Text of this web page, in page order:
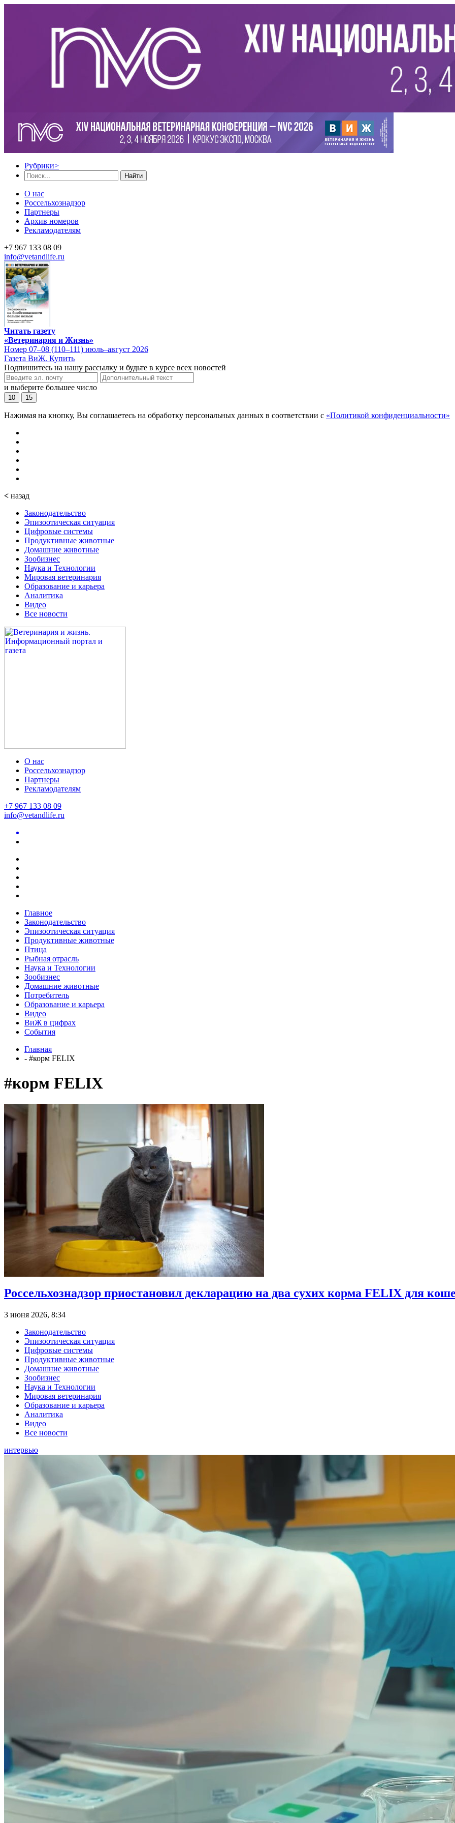
Рубрики>
Найти
О нас
Россельхознадзор
Партнеры
Архив номеров
Рекламодателям
+7 967 133 08 09
info@vetandlife.ru
Читать газету
«Ветеринария и Жизнь»
Номер 07–08 (110–111) июль–август 2026
Газета ВиЖ. Купить
Подпишитесь на нашу рассылку и будьте в курсе всех новостей
и выберите большее число
10 15
Нажимая на кнопку, Вы соглашаетесь на обработку персональных данных в соответствии с «Политикой конфиденциальности»
< назад
Законодательство
Эпизоотическая ситуация
Цифровые системы
Продуктивные животные
Домашние животные
Зообизнес
Наука и Технологии
Мировая ветеринария
Образование и карьера
Аналитика
Видео
Все новости
О нас
Россельхознадзор
Партнеры
Рекламодателям
+7 967 133 08 09
info@vetandlife.ru
Главное
Законодательство
Эпизоотическая ситуация
Продуктивные животные
Птица
Рыбная отрасль
Наука и Технологии
Зообизнес
Домашние животные
Потребитель
Образование и карьера
Видео
ВиЖ в цифрах
События
Главная
- #корм FELIX
#корм FELIX
Россельхознадзор приостановил декларацию на два сухих корма FELIX для
3 июня 2026, 8:34
Законодательство
Эпизоотическая ситуация
Цифровые системы
Продуктивные животные
Домашние животные
Зообизнес
Наука и Технологии
Мировая ветеринария
Образование и карьера
Аналитика
Видео
Все новости
интервью